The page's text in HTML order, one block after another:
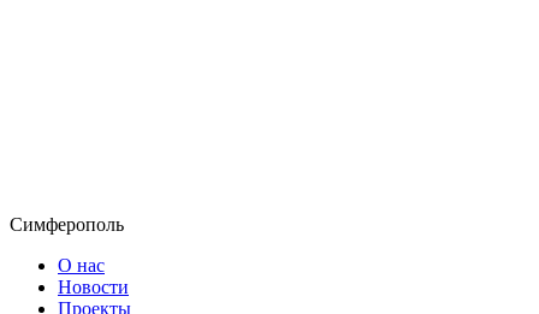
Симферополь
О нас
Новости
Проекты